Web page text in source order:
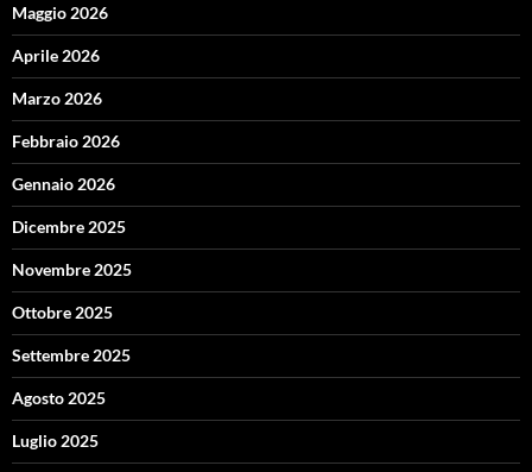
Maggio 2026
Aprile 2026
Marzo 2026
Febbraio 2026
Gennaio 2026
Dicembre 2025
Novembre 2025
Ottobre 2025
Settembre 2025
Agosto 2025
Luglio 2025